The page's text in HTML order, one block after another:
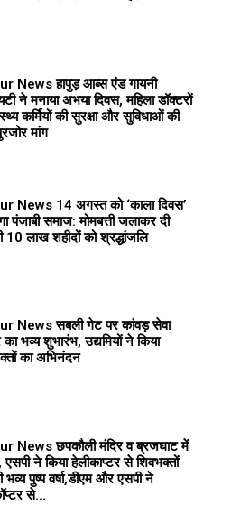
News हापुड़ आब्स एंड गायनी
ने मनाया अभया दिवस, महिला डॉक्टरों
कर्मियों की सुरक्षा और सुविधाओं की
मांग
News 14 अगस्त को ‘काला दिवस’
पंजाबी समाज: मोमबत्ती जलाकर दी
10 लाख शहीदों को श्रद्धांजलि
News सबली गेट पर कांवड़ सेवा
का भव्य शुभारंभ, उद्यमियों ने किया
का अभिनंदन
News छपकौली मंदिर व ब्रजघाट में
एसपी ने किया हेलीकाप्टर से शिवभक्तों
भव्य पुष्प वर्षा,डीएम और एसपी ने
से...